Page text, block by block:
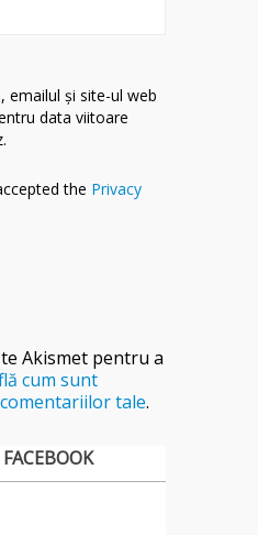
emailul și site-ul web
data viitoare
the Privacy
Akismet pentru a
cum sunt
tale.